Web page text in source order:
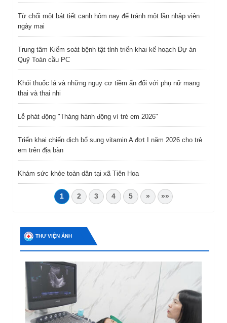
Từ chối một bát tiết canh hôm nay để tránh một lần nhập viện
ngày mai
Trung tâm Kiểm soát bệnh tật tỉnh triển khai kế hoạch Dự án
Quỹ Toàn cầu PC
Khói thuốc lá và những nguy cơ tiềm ẩn đối với phụ nữ mang
thai và thai nhi
Lễ phát động "Tháng hành động vì trẻ em 2026"
Triển khai chiến dịch bổ sung vitamin A đợt I năm 2026 cho trẻ
em trên địa bàn
Khám sức khỏe toàn dân tại xã Tiên Hoa
1 2 3 4 5 » »»
THƯ VIỆN ẢNH